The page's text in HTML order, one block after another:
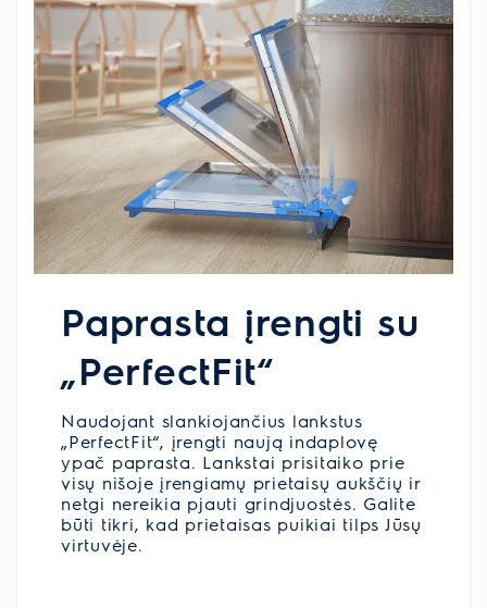
Paprasta įrengti su
„PerfectFit“
Naudojant slankiojančius lankstus
„PerfectFit“, įrengti naują indaplovę
ypač paprasta. Lankstai prisitaiko prie
visų nišoje įrengiamų prietaisų aukščių ir
netgi nereikia pjauti grindjuostės. Galite
būti tikri, kad prietaisas puikiai tilps Jūsų
virtuvėje.